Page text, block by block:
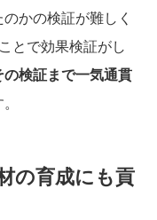
かの検証が難しく
とで効果検証がし
検証まで一気通貫
の育成にも貢